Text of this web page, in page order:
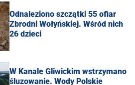
Odnaleziono szczątki 55 ofiar
Zbrodni Wołyńskiej. Wśród nich
26 dzieci
W Kanale Gliwickim wstrzymano
śluzowanie. Wody Polskie